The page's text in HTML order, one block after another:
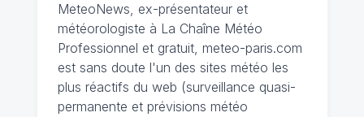
MeteoNews, ex-présentateur et
météorologiste à La Chaîne Météo
Professionnel et gratuit, meteo-paris.com
est sans doute l'un des sites météo les
plus réactifs du web (surveillance quasi-
permanente et prévisions météo